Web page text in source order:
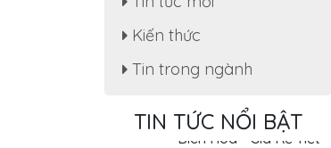
Kiến thức
Tin trong ngành
TIN TỨC NỔI BẬT
Sửa cửa cuốn, motor cửa
Hạnh
Cuốn Phường Tân Hiệp,
Biên Hòa - Giá Rẻ Tiết
Kiệm